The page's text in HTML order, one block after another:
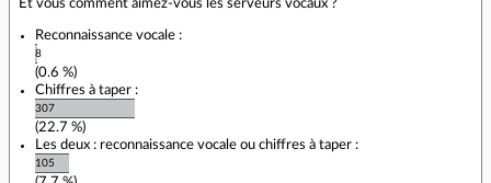
Et vous comment aimez-vous les serveurs vocaux ?
Reconnaissance vocale :
8
(0.6 %)
Chiffres à taper :
307
(22.7 %)
Les deux : reconnaissance vocale ou chiffres à taper :
105